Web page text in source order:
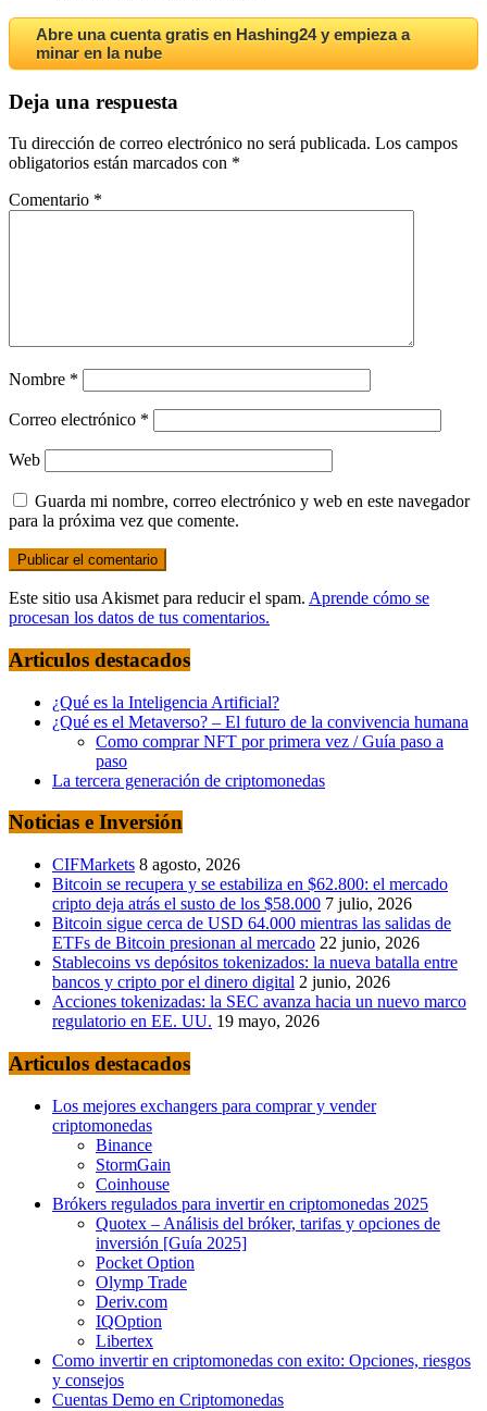
Abre una cuenta gratis en Hashing24 y empieza a
minar en la nube
Deja una respuesta
Tu dirección de correo electrónico no será publicada. Los campos
obligatorios están marcados con *
Comentario *
Nombre *
Correo electrónico *
Web
Guarda mi nombre, correo electrónico y web en este navegador
para la próxima vez que comente.
Este sitio usa Akismet para reducir el spam. Aprende cómo se
procesan los datos de tus comentarios.
Articulos destacados
¿Qué es la Inteligencia Artificial?
¿Qué es el Metaverso? – El futuro de la convivencia humana
Como comprar NFT por primera vez / Guía paso a
paso
La tercera generación de criptomonedas
Noticias e Inversión
CIFMarkets 8 agosto, 2026
Bitcoin se recupera y se estabiliza en $62.800: el mercado
cripto deja atrás el susto de los $58.000 7 julio, 2026
Bitcoin sigue cerca de USD 64.000 mientras las salidas de
ETFs de Bitcoin presionan al mercado 22 junio, 2026
Stablecoins vs depósitos tokenizados: la nueva batalla entre
bancos y cripto por el dinero digital 2 junio, 2026
Acciones tokenizadas: la SEC avanza hacia un nuevo marco
regulatorio en EE. UU. 19 mayo, 2026
Articulos destacados
Los mejores exchangers para comprar y vender
criptomonedas
Binance
StormGain
Coinhouse
Brókers regulados para invertir en criptomonedas 2025
Quotex – Análisis del bróker, tarifas y opciones de
inversión [Guía 2025]
Pocket Option
Olymp Trade
Deriv.com
IQOption
Libertex
Como invertir en criptomonedas con exito: Opciones, riesgos
y consejos
Cuentas Demo en Criptomonedas